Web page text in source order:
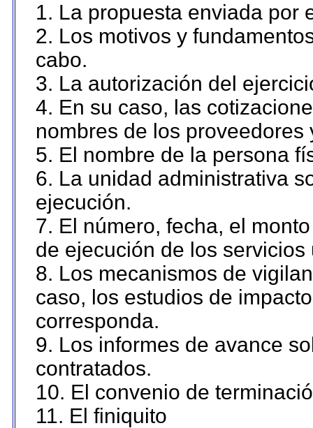
1. La propuesta enviada por
2. Los motivos y
cabo.
3. La autorización del
4. En su caso, las
nombres de los proveedores
5. El nombre de la persona
6. La unidad administrativa
ejecución.
7. El número, fecha, el
de ejecución de los servicios
8. Los mecanismos de
caso, los estudios de
corresponda.
9. Los informes de avance
contratados.
10. El convenio de
11. El finiquito